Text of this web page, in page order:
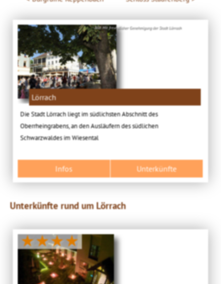
Bild: Mit freundlicher Genehmigung der Stadt Lörrach
Lörrach
Die Stadt Lörrach liegt im südlichsten Abschnitt des
Oberrheingrabens, an den Ausläufern des südlichen
Schwarzwaldes im Wiesental
Infos Unterkünfte
Unterkünfte rund um Lörrach
★★★★